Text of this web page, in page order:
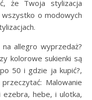
że Twoja stylizacja
o modowych
allegro wyprzedaż?
kolorowe sukienki są
50 i gdzie ja kupić?,
Malowanie
ezebra, hebe, i ulotka,